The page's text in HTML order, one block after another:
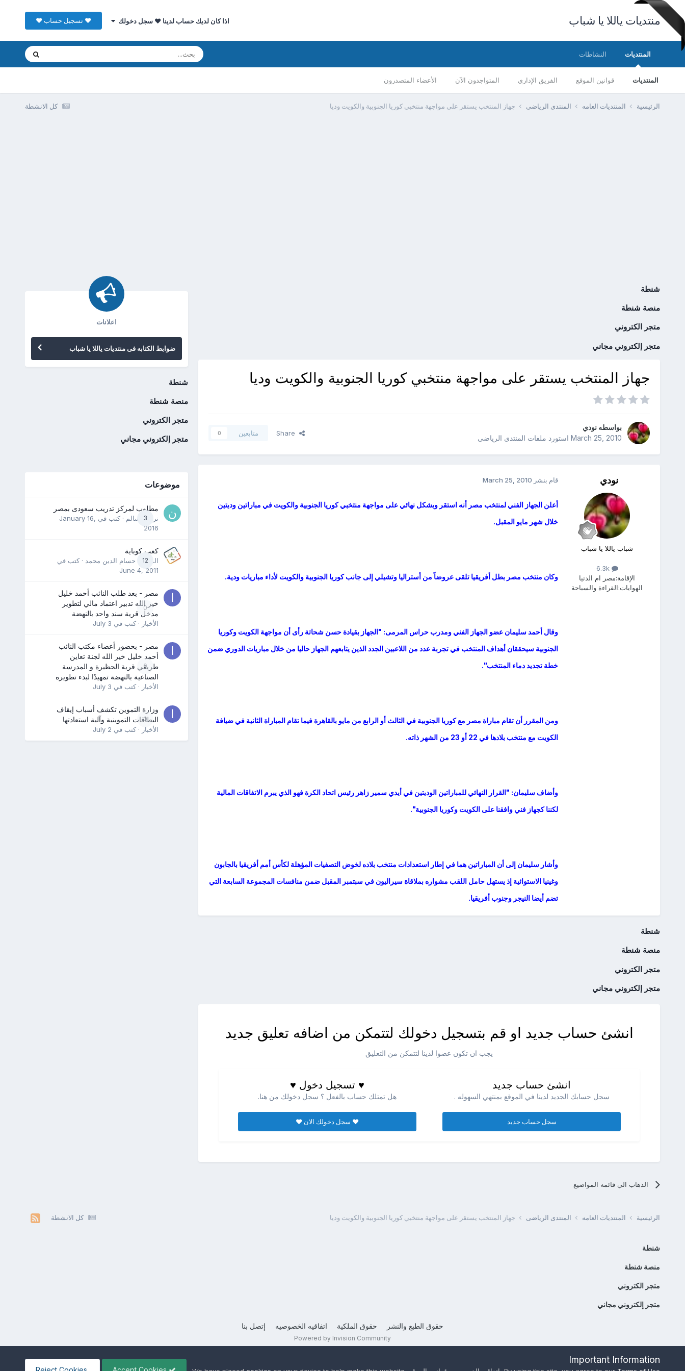
منتديات ياللا يا شباب اذا كان لديك حساب لدينا ♥ سجل دخولك ♥ تسجيل حساب ♥
المنتديات
المنتديات قوانين الموقع الفريق الإداري المتواجدون الآن الأعضاء المتصدرون
النشاطات
كل الانشطة الرئيسية المنتديات العامه المنتدى الرياضى جهاز المنتخب يستقر على مواجهة منتخبي كوريا الجنوبية والكويت وديا
شنطة
منصة شنطة
متجر الكتروني
متجر إلكتروني مجاني
جهاز المنتخب يستقر على مواجهة منتخبي كوريا الجنوبية والكويت وديا
بواسطه نودي
March 25, 2010استورد ملفات المنتدى الرياضى
Share متابعين 0
نودي
شباب ياللا يا شباب
6.3k
الإقامة:مصر ام الدنيا
الهوايات:القراءة والسباحة
قام بنشر March 25, 2010
أعلن الجهاز الفني لمنتخب مصر أنه استقر وبشكل نهائي على مواجهة منتخبي كوريا الجنوبية والكويت في مباراتين وديتين
خلال شهر مايو المقبل.
وكان منتخب مصر بطل أفريقيا تلقى عروضاً من أستراليا وتشيلي إلى جانب كوريا الجنوبية والكويت لأداء مباريات ودية.
وقال أحمد سليمان عضو الجهاز الفني ومدرب حراس المرمى: "الجهاز بقيادة حسن شحاتة رأى أن مواجهة الكويت وكوريا
الجنوبية سيحققان أهداف المنتخب في تجربة عدد من اللاعبين الجدد الذين يتابعهم الجهاز حاليا من خلال مباريات الدوري ضمن
خطة تجديد دماء المنتخب".
ومن المقرر أن تقام مباراة مصر مع كوريا الجنوبية في الثالث أو الرابع من مايو بالقاهرة فيما تقام المباراة الثانية في ضيافة
الكويت مع منتخب بلادها في 22 أو 23 من الشهر ذاته.
وأضاف سليمان: "القرار النهائي للمباراتين الوديتين في أيدي سمير زاهر رئيس اتحاد الكرة فهو الذي يبرم الاتفاقات المالية
لكننا كجهاز فني وافقنا على الكويت وكوريا الجنوبية".
وأشار سليمان إلى أن المباراتين هما في إطار استعدادات منتخب بلاده لخوض التصفيات المؤهلة لكأس أمم أفريقيا بالجابون
وغينيا الاستوائية إذ يستهل حامل اللقب مشواره بملاقاة سيراليون في سبتمبر المقبل ضمن منافسات المجموعة السابعة التي
تضم أيضا النيجر وجنوب أفريقيا.
شنطة
منصة شنطة
متجر الكتروني
متجر إلكتروني مجاني
انشئ حساب جديد او قم بتسجيل دخولك لتتمكن من اضافه تعليق جديد
يجب ان تكون عضوا لدينا لتتمكن من التعليق
انشئ حساب جديد
سجل حسابك الجديد لدينا في الموقع بمنتهي السهوله .
سجل حساب جديد
♥ تسجيل دخول ♥
هل تمتلك حساب بالفعل ؟ سجل دخولك من هنا.
♥ سجل دخولك الان ♥
الذهاب الي قائمه المواضيع
اعلانات
ضوابط الكتابه فى منتديات ياللا يا شباب
شنطة
منصة شنطة
متجر الكتروني
متجر إلكتروني مجاني
موضوعات
3
مطلوب لمركز تدريب سعودى بمصر
نرمين سالم · كتب في January 16,
2016
12
كعب كوباية
المدرب حسام الدين محمد · كتب في
June 4, 2011
0
مصر - بعد طلب النائب أحمد خليل
خير الله تدبير اعتماد مالي لتطوير
مدخل قرية سند واحد بالنهضة
الأخبار · كتب في July 3
0
مصر - بحضور أعضاء مكتب النائب
أحمد خليل خير الله لجنة تعاين
طريقي قرية الحظيرة و المدرسة
الصناعية بالنهضة تمهيدًا لبدء تطويره
الأخبار · كتب في July 3
0
وزارة التموين تكشف أسباب إيقاف
البطاقات التموينية وآلية استعادتها
الأخبار · كتب في July 2
كل الانشطة الرئيسية المنتديات العامه المنتدى الرياضى جهاز المنتخب يستقر على مواجهة منتخبي كوريا الجنوبية والكويت وديا
شنطة
منصة شنطة
متجر الكتروني
متجر إلكتروني مجاني
حقوق الطبع والنشر حقوق الملكية اتفاقيه الخصوصيه إتصل بنا
Powered by Invision Community
Important Information